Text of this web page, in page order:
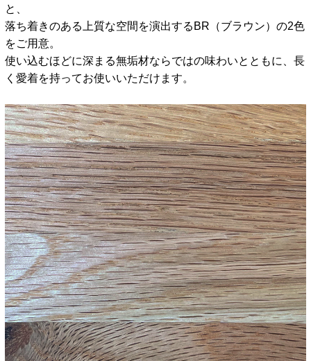
と、
落ち着きのある上質な空間を演出するBR（ブラウン）の2色
をご用意。
使い込むほどに深まる無垢材ならではの味わいとともに、長
く愛着を持ってお使いいただけます。